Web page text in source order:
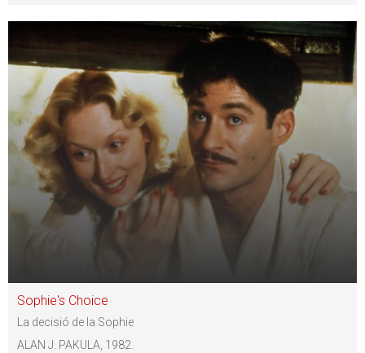
Sophie's Choice
La decisió de la Sophie
ALAN J. PAKULA, 1982.